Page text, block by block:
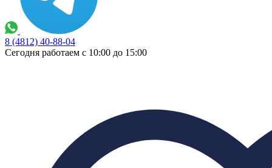
8 (4812) 40-88-04
Сегодня работаем с 10:00 до 15:00